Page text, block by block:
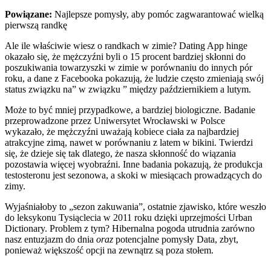
Powiązane: Najlepsze pomysły, aby pomóc zagwarantować wielką
pierwszą randkę
Ale ile właściwie wiesz o randkach w zimie? Dating App hinge
okazało się, że mężczyźni byli o 15 procent bardziej skłonni do
poszukiwania towarzyszki w zimie w porównaniu do innych pór
roku, a dane z Facebooka pokazują, że ludzie często zmieniają swój
status związku na” w związku ” między październikiem a lutym.
Może to być mniej przypadkowe, a bardziej biologiczne. Badanie
przeprowadzone przez Uniwersytet Wrocławski w Polsce
wykazało, że mężczyźni uważają kobiece ciała za najbardziej
atrakcyjne zimą, nawet w porównaniu z latem w bikini. Twierdzi
się, że dzieje się tak dlatego, że nasza skłonność do wiązania
pozostawia więcej wyobraźni. Inne badania pokazują, że produkcja
testosteronu jest sezonowa, a skoki w miesiącach prowadzących do
zimy.
Wyjaśniałoby to „sezon zakuwania”, ostatnie zjawisko, które weszło
do leksykonu Tysiąclecia w 2011 roku dzięki uprzejmości Urban
Dictionary. Problem z tym? Hibernalna pogoda utrudnia zarówno
nasz entuzjazm do dnia oraz potencjalne pomysły Data, zbyt,
ponieważ większość opcji na zewnątrz są poza stołem.